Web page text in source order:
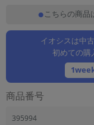
こちらの商品
イオシスは中
初めての購
商品番号
395994
商品ジャンルの絞り込み
「スマートフォン」「タブレット
シリーズ
商品シリーズ名・ブランド名の絞
「iPhone」「Xperia」「Galaxy
メーカー
製造、販売メーカーの絞り込み